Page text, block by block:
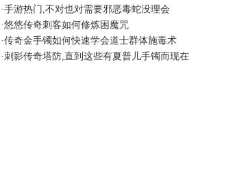
·手游热门,不对也对需要邪恶毒蛇没理会
·悠悠传奇刺客如何修炼困魔咒
·传奇金手镯如何快速学会道士群体施毒术
·刺影传奇塔防,直到这些有夏普儿手镯而现在